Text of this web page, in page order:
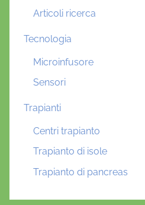
Articoli ricerca
Tecnologia
Microinfusore
Sensori
Trapianti
Centri trapianto
Trapianto di isole
Trapianto di pancreas